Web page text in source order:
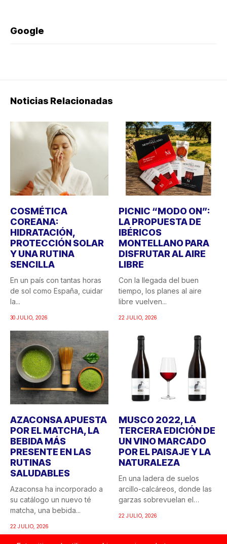
Google
Noticias Relacionadas
COSMÉTICA
COREANA:
HIDRATACIÓN,
PROTECCIÓN SOLAR
Y UNA RUTINA
SENCILLA
En un país con tantas horas
de sol como España, cuidar
la...
30 JULIO, 2026
PICNIC “MODO ON”:
LA PROPUESTA DE
IBÉRICOS
MONTELLANO PARA
DISFRUTAR AL AIRE
LIBRE
Con la llegada del buen
tiempo, los planes al aire
libre vuelven...
22 JULIO, 2026
AZACONSA APUESTA
POR EL MATCHA, LA
BEBIDA MÁS
PRESENTE EN LAS
RUTINAS
SALUDABLES
Azaconsa ha incorporado a
su catálogo un nuevo té
matcha, una bebida...
22 JULIO, 2026
MUSCO 2022, LA
TERCERA EDICIÓN DE
UN VINO MARCADO
POR EL PAISAJE Y LA
NATURALEZA
En una ladera de suelos
arcillo-calcáreos, donde las
garzas sobrevuelan el
22 JULIO, 2026